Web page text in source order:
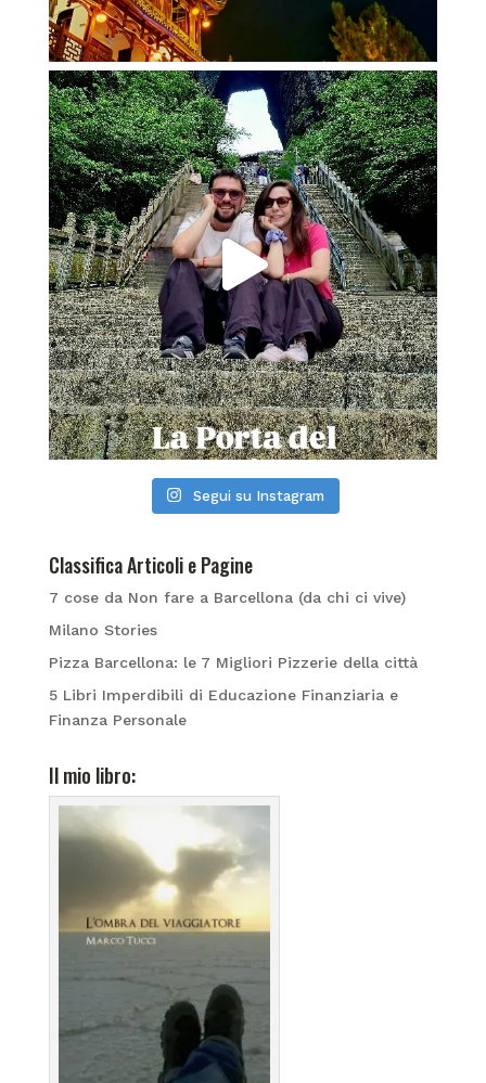
Segui su Instagram
Classifica Articoli e Pagine
7 cose da Non fare a Barcellona (da chi ci vive)
Milano Stories
Pizza Barcellona: le 7 Migliori Pizzerie della città
5 Libri Imperdibili di Educazione Finanziaria e
Finanza Personale
Il mio libro: